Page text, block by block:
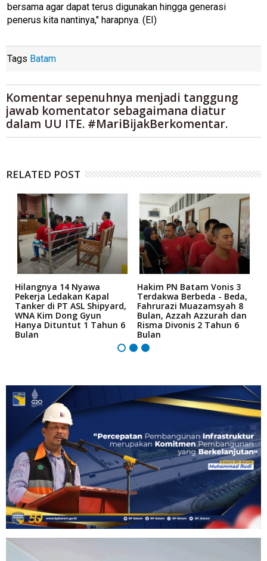
bersama agar dapat terus digunakan hingga generasi
penerus kita nantinya," harapnya. (EI)
Tags Batam
Komentar sepenuhnya menjadi tanggung
jawab komentator sebagaimana diatur
dalam UU ITE. #MariBijakBerkomentar.
RELATED POST
Hilangnya 14 Nyawa
Pekerja Ledakan Kapal
Tanker di PT ASL Shipyard,
WNA Kim Dong Gyun
Hanya Dituntut 1 Tahun 6
Bulan
Hakim PN Batam Vonis 3
Terdakwa Berbeda - Beda,
Fahrurazi Muazamsyah 8
Bulan, Azzah Azzurah dan
Risma Divonis 2 Tahun 6
Bulan